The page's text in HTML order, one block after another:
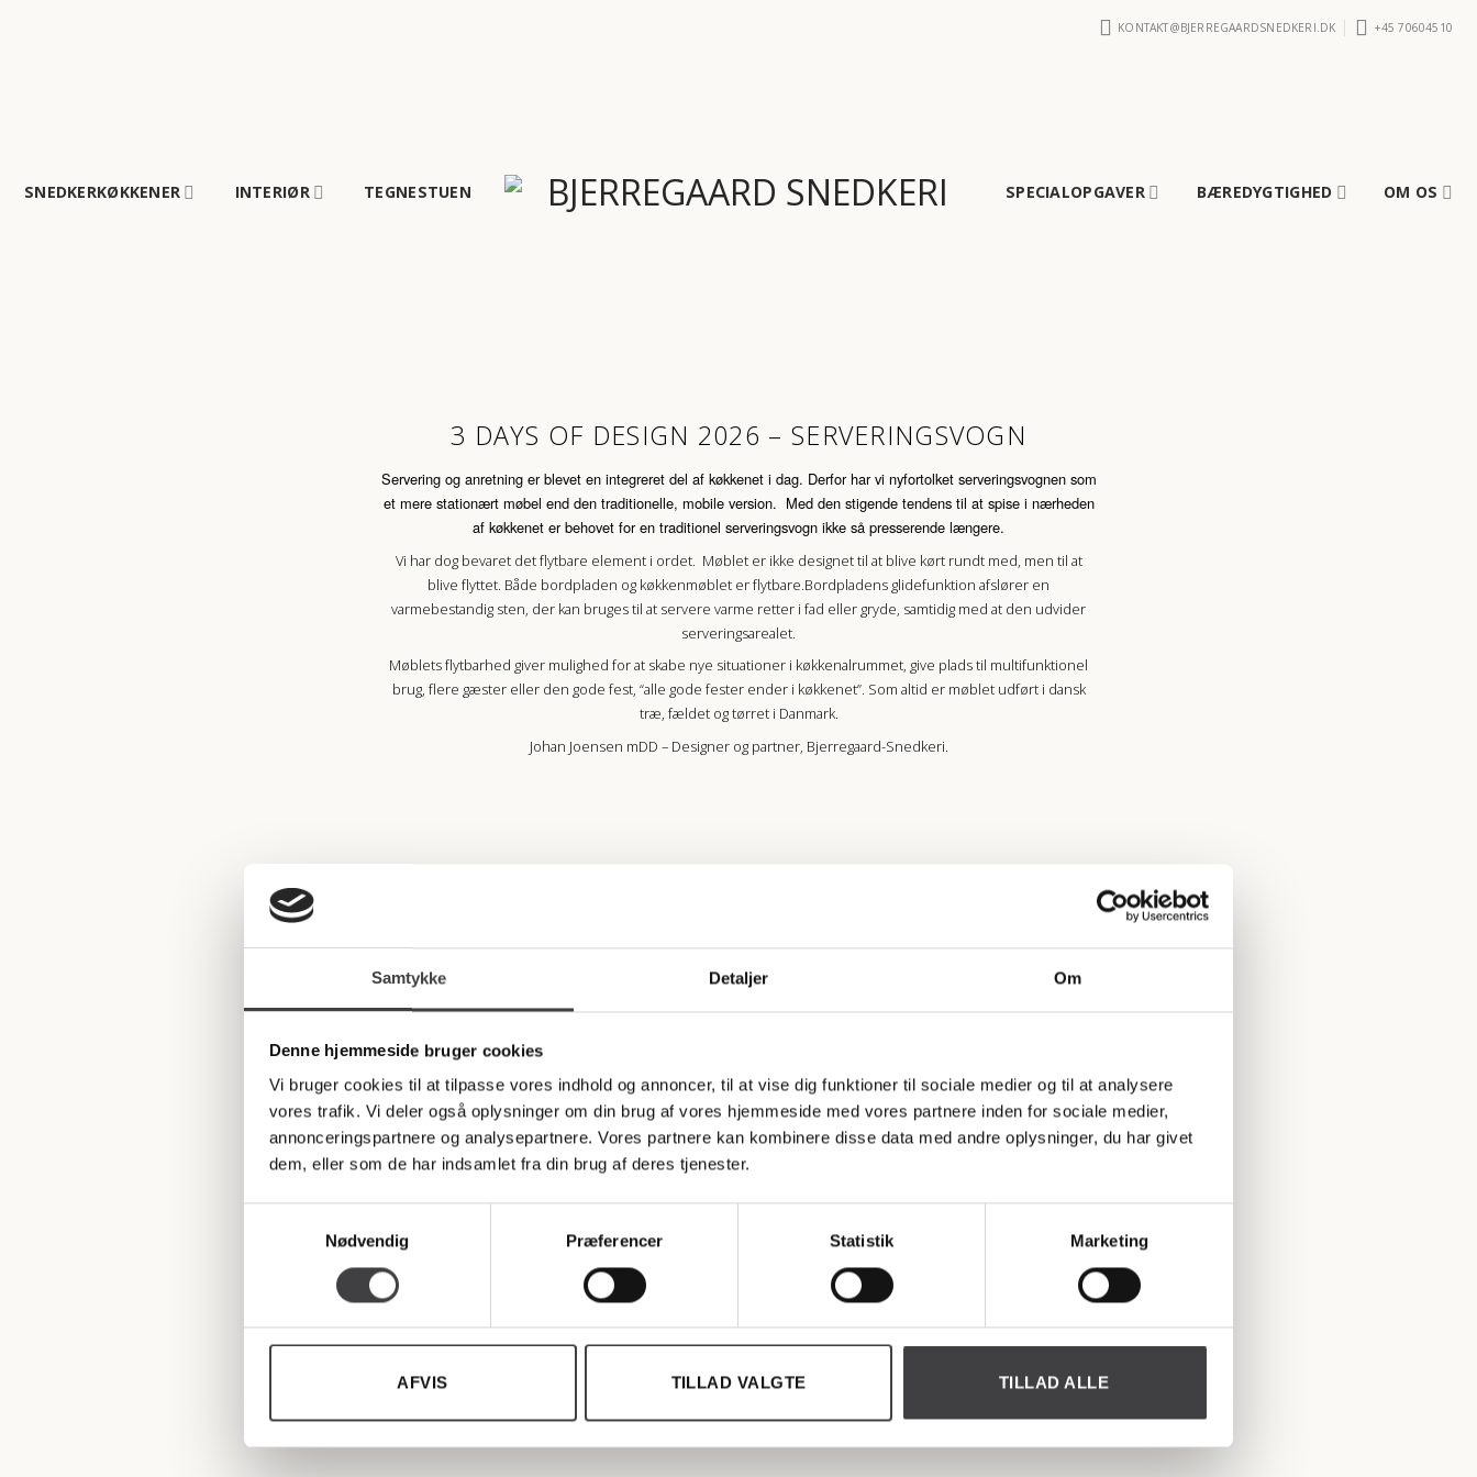
Samtykke Detaljer Om
Denne hjemmeside bruger cookies
Vi bruger cookies til at tilpasse vores indhold og annoncer, til at vise dig funktioner til sociale medier og til at analysere
vores trafik. Vi deler også oplysninger om din brug af vores hjemmeside med vores partnere inden for sociale medier,
annonceringspartnere og analysepartnere. Vores partnere kan kombinere disse data med andre oplysninger, du har givet
dem, eller som de har indsamlet fra din brug af deres tjenester.
Nødvendig
Præferencer Statistik Marketing
AFVIS TILLAD VALGTE TILLAD ALLE
KONTAKT@BJERREGAARDSNEDKERI.DK +45 70604510
SNEDKERKØKKENER INTERIØR TEGNESTUEN SPECIALOPGAVER BÆREDYGTIGHED OM OS
3 DAYS OF DESIGN 2026 – SERVERINGSVOGN
Servering og anretning er blevet en integreret del af køkkenet i dag. Derfor har vi nyfortolket serveringsvognen som
et mere stationært møbel end den traditionelle, mobile version. Med den stigende tendens til at spise i nærheden
af køkkenet er behovet for en traditionel serveringsvogn ikke så presserende længere.
Vi har dog bevaret det flytbare element i ordet. Møblet er ikke designet til at blive kørt rundt med, men til at
blive flyttet. Både bordpladen og køkkenmøblet er flytbare. Bordpladens glidefunktion afslører en
varmebestandig sten, der kan bruges til at servere varme retter i fad eller gryde, samtidig med at den udvider
serveringsarealet.
Møblets flytbarhed giver mulighed for at skabe nye situationer i køkkenalrummet, give plads til multifunktionel
brug, flere gæster eller den gode fest, “alle gode fester ender i køkkenet”. Som altid er møblet udført i dansk
træ, fældet og tørret i Danmark.
Johan Joensen mDD – Designer og partner, Bjerregaard-Snedkeri.